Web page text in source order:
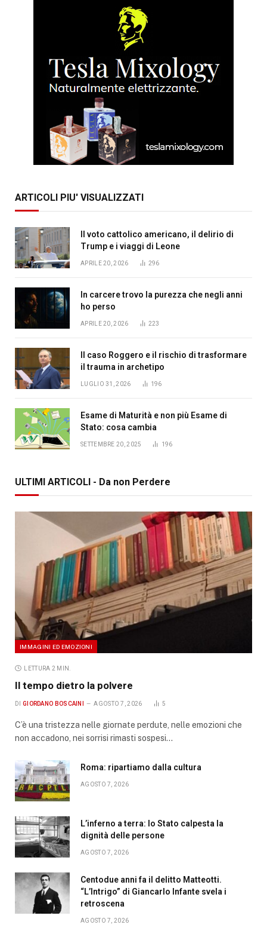
ARTICOLI PIU' VISUALIZZATI
Il voto cattolico americano, il delirio di
Trump e i viaggi di Leone
APRILE 20, 2026 296
In carcere trovo la purezza che negli anni
ho perso
APRILE 20, 2026 223
Il caso Roggero e il rischio di trasformare
il trauma in archetipo
LUGLIO 31, 2026 196
Esame di Maturità e non più Esame di
Stato: cosa cambia
SETTEMBRE 20, 2025 196
ULTIMI ARTICOLI - Da non Perdere
IMMAGINI ED EMOZIONI
LETTURA 2 MIN.
Il tempo dietro la polvere
DI GIORDANO BOSCAINI AGOSTO 7, 2026 5
C’è una tristezza nelle giornate perdute, nelle emozioni che
non accadono, nei sorrisi rimasti sospesi…
Roma: ripartiamo dalla cultura
AGOSTO 7, 2026
L’inferno a terra: lo Stato calpesta la
dignità delle persone
AGOSTO 7, 2026
Centodue anni fa il delitto Matteotti.
“L’Intrigo” di Giancarlo Infante svela i
retroscena
AGOSTO 7, 2026